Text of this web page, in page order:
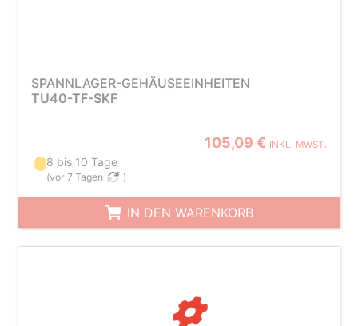
SPANNLAGER-GEHÄUSEEINHEITEN
TU40-TF-SKF
105,09 € INKL. MWST.
8 bis 10 Tage
(vor 7 Tagen )
IN DEN WARENKORB